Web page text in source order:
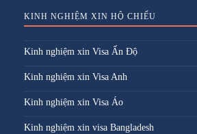
KINH NGHIỆM XIN HỘ CHIẾU
Kinh nghiệm xin Visa Ấn Độ
Kinh nghiệm xin Visa Anh
Kinh nghiệm xin Visa Áo
Kinh nghiệm xin visa Bangladesh